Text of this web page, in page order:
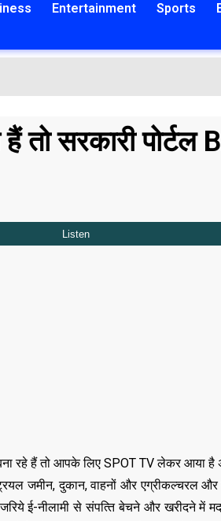
Entertainment Sports
हैं तो सरकारी
बना रहे हैं तो आपके लिए SPOT TV लेकर आया
जमीन, दुकान, वाहनों और एग्रीकल्चरल और
ई-नीलामी से संपत्‍त‍ि बेचने और खरीदने में